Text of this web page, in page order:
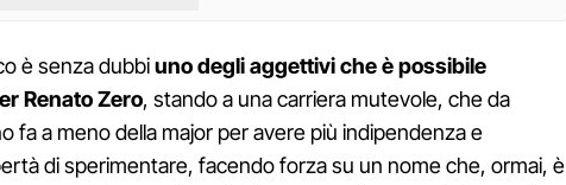
è senza dubbiuno degli aggettivi che è possibile
Renato Zero, stando a una carriera mutevole, che da
fa a meno della major per avere più indipendenza e
di sperimentare, facendo forza su un nome che, ormai, è